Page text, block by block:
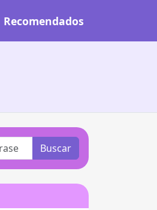
Recomendados
Buscar